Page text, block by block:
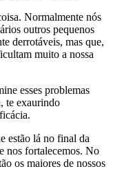
Normalmente nós
outros pequenos
derrotáveis, mas que,
muito a nossa
esses problemas
te exaurindo
estão lá no final da
nos fortalecemos. No
os maiores de nossos